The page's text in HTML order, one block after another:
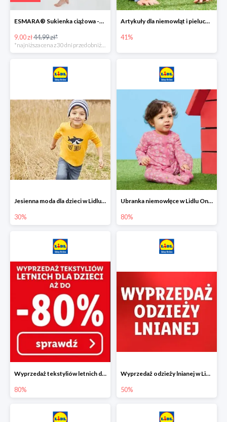
ESMARA® Sukienka ciążowa -79%
9.00 zł44.99 zł*
Artykuły dla niemowląt i pieluchy w Lidlu Online do -41%
41%
Jesienna moda dla dzieci w Lidlu Online do -30%
30%
Ubranka niemowlęce w Lidlu Online do -80%
80%
Wyprzedaż tekstyliów letnich dla dzieci w Lidlu Online do -80%
80%
Wyprzedaż odzieży lnianej w Lidlu Online do -50%
50%